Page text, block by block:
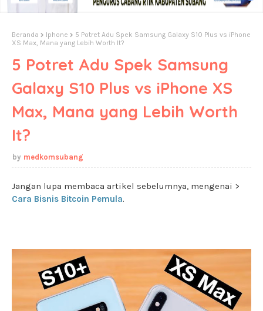
Beranda Iphone
5 Potret Adu Spek Samsung Galaxy S10 Plus vs iPhone
XS Max, Mana yang Lebih Worth It?
5 Potret Adu Spek Samsung
Galaxy S10 Plus vs iPhone XS
Max, Mana yang Lebih Worth
It?
medkomsubang
Jangan lupa membaca artikel sebelumnya, mengenai >
Cara Bisnis Bitcoin Pemula.